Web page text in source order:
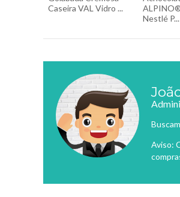
Caseira VAL Vidro ...
Nestlé P...
Aviso: